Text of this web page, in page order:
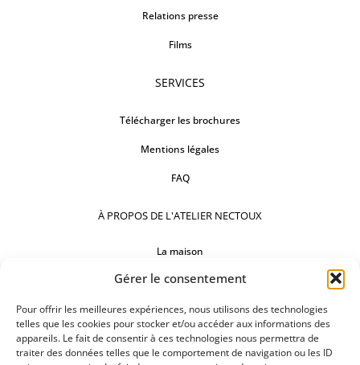
Gérer le consentement
Pour offrir les meilleures expériences, nous utilisons des technologies
telles que les cookies pour stocker et/ou accéder aux informations des
appareils. Le fait de consentir à ces technologies nous permettra de
traiter des données telles que le comportement de navigation ou les ID
Relations presse
Films
SERVICES
Télécharger les brochures
Mentions légales
FAQ
À PROPOS DE L'ATELIER NECTOUX
La maison
Comptoirs
Nos réalisations
SUIVEZ-NOUS